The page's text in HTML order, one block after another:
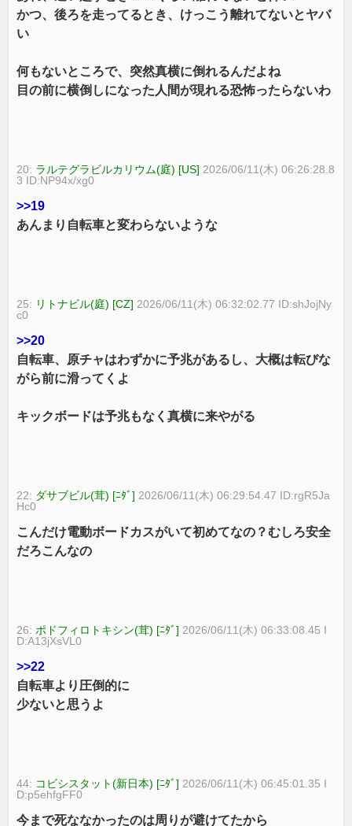
かつ、後ろを走ってるとき、けっこう離れてないとヤバ
い
何もないところで、突然真横に倒れるんだよね
目の前に横倒しになった人間が現れる恐怖ったらないわ
20: ラルテグラビルカリウム(庭) [US] 2026/06/11(木) 06:26:28.8
3 ID:NP94x/xg0
>>19
あんまり自転車と変わらないような
25: リトナビル(庭) [CZ] 2026/06/11(木) 06:32:02.77 ID:shJojNy
c0
>>20
自転車、原チャはわずかに予兆があるし、大概は転びな
がら前に滑ってくよ
キックボードは予兆もなく真横に来やがる
22: ダサブビル(茸) [ﾆﾀﾞ] 2026/06/11(木) 06:29:54.47 ID:rgR5Ja
Hc0
こんだけ電動ボードカスがいて初めてなの？むしろ安全
だろこんなの
26: ポドフィロトキシン(茸) [ﾆﾀﾞ] 2026/06/11(木) 06:33:08.45 I
D:A13jXsVL0
>>22
自転車より圧倒的に
少ないと思うよ
44: コビシスタット(新日本) [ﾆﾀﾞ] 2026/06/11(木) 06:45:01.35 I
D:p5ehfgFF0
今まで死ななかったのは周りが避けてたから